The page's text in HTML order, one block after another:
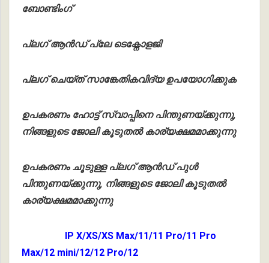
ബോണ്ടിംഗ്
പ്ലഗ് ആൻഡ് പ്ലേ ടെക്നോളജി
പ്ലഗ് ചെയ്ത് സാങ്കേതികവിദ്യ ഉപയോഗിക്കുക
ഉപകരണം ഹോട്ട് സ്വാപ്പിനെ പിന്തുണയ്ക്കുന്നു,
നിങ്ങളുടെ ജോലി കൂടുതൽ കാര്യക്ഷമമാക്കുന്നു
ഉപകരണം ചൂടുള്ള പ്ലഗ് ആൻഡ് പുൾ
പിന്തുണയ്ക്കുന്നു, നിങ്ങളുടെ ജോലി കൂടുതൽ
കാര്യക്ഷമമാക്കുന്നു
IP X/XS/XS Max/11/11 Pro/11 Pro
Max/12 mini/12/12 Pro/12